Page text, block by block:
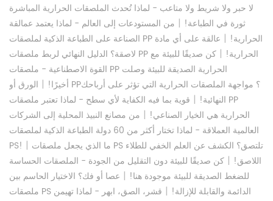
لا حبر ولا شريط ولا متاعب - لماذا تُحدث الملصقات الحرارية المباشرة
ثورة في الطباعة! | من المستودعات إلى العالم - لماذا يعتمد عمالقة
الصناعة على الطباعة الذكية لملصقات PP الحرارية! | عالقة على أي مادة
لاصقة؟ الدليل النهائي لربط ملصقات PP الحرارية! | كن صديقًا للبيئة مع
القوة الاصطناعية - ملصقات PP الحرارية الصديقة للبيئة وصلت
أخيرًا! | الورق أو PP؟ مواجهة الملصقات الحرارية التي تؤثر على أرباحك
النهائية! | قوية بما فيه الكفاية لأي سطح - لماذا تعتبر ملصقات PP
الحرارية هي الخيار الصناعي! | من مصانع النبيذ المحلية إلى الشركات
العالمية العملاقة - لماذا تختار أكثر من 60 دولة الطباعة الذكية لملصقات
PS! | ما الذي يجعل ملصقات PS تلتصق؟ الكشف عن العلم الخفي للطلاء
اللاصق! | كن صديقًا للبيئة دون التقليل من الجودة - الملصقات الحساسة
للضغط الصديقة للبيئة موجودة هنا! | عصا أو فك؟ الاختيار الحاسم بين
ملصقات PS الدائمة والقابلة للإزالة! | قشر، الصق، ابهر - لماذا تهيمن